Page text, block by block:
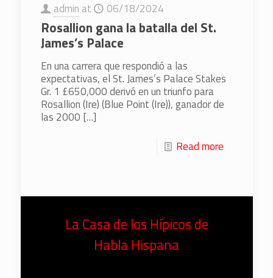
admin at 06/18/2024
Rosallion gana la batalla del St.
James’s Palace
En una carrera que respondió a las
expectativas, el St. James’s Palace Stakes
Gr. 1 £650,000 derivó en un triunfo para
Rosallion (Ire) (Blue Point (Ire)), ganador de
las 2000 […]
Read more
La Casa de los Hípicos de
Habla Hispana